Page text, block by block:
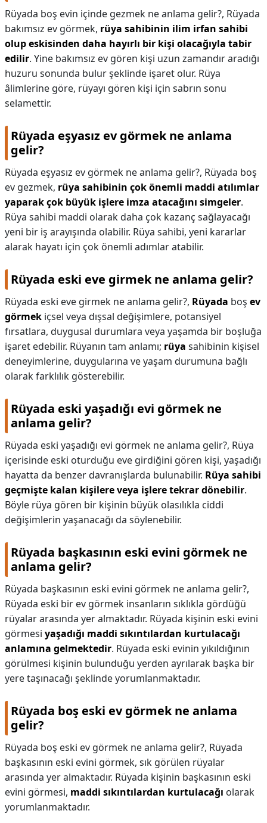
Rüyada boş evin içinde gezmek ne anlama gelir?, Rüyada
bakımsız ev görmek, rüya sahibinin ilim irfan sahibi
olup eskisinden daha hayırlı bir kişi olacağıyla tabir
edilir. Yine bakımsız ev gören kişi uzun zamandır aradığı
huzuru sonunda bulur şeklinde işaret olur. Rüya
âlimlerine göre, rüyayı gören kişi için sabrın sonu
selamettir.
Rüyada eşyasız ev görmek ne anlama
gelir?
Rüyada eşyasız ev görmek ne anlama gelir?, Rüyada boş
ev gezmek, rüya sahibinin çok önemli maddi atılımlar
yaparak çok büyük işlere imza atacağını simgeler.
Rüya sahibi maddi olarak daha çok kazanç sağlayacağı
yeni bir iş arayışında olabilir. Rüya sahibi, yeni kararlar
alarak hayatı için çok önemli adımlar atabilir.
Rüyada eski eve girmek ne anlama gelir?
Rüyada eski eve girmek ne anlama gelir?, Rüyada boş ev
görmek içsel veya dışsal değişimlere, potansiyel
fırsatlara, duygusal durumlara veya yaşamda bir boşluğa
işaret edebilir. Rüyanın tam anlamı; rüya sahibinin kişisel
deneyimlerine, duygularına ve yaşam durumuna bağlı
olarak farklılık gösterebilir.
Rüyada eski yaşadığı evi görmek ne
anlama gelir?
Rüyada eski yaşadığı evi görmek ne anlama gelir?, Rüya
içerisinde eski oturduğu eve girdiğini gören kişi, yaşadığı
hayatta da benzer davranışlarda bulunabilir. Rüya sahibi
geçmişte kalan kişilere veya işlere tekrar dönebilir.
Böyle rüya gören bir kişinin büyük olasılıkla ciddi
değişimlerin yaşanacağı da söylenebilir.
Rüyada başkasının eski evini görmek ne
anlama gelir?
Rüyada başkasının eski evini görmek ne anlama gelir?,
Rüyada eski bir ev görmek insanların sıklıkla gördüğü
rüyalar arasında yer almaktadır. Rüyada kişinin eski evini
görmesi yaşadığı maddi sıkıntılardan kurtulacağı
anlamına gelmektedir. Rüyada eski evinin yıkıldığının
görülmesi kişinin bulunduğu yerden ayrılarak başka bir
yere taşınacağı şeklinde yorumlanmaktadır.
Rüyada boş eski ev görmek ne anlama
gelir?
Rüyada boş eski ev görmek ne anlama gelir?, Rüyada
başkasının eski evini görmek, sık görülen rüyalar
arasında yer almaktadır. Rüyada kişinin başkasının eski
evini görmesi, maddi sıkıntılardan kurtulacağı olarak
yorumlanmaktadır.